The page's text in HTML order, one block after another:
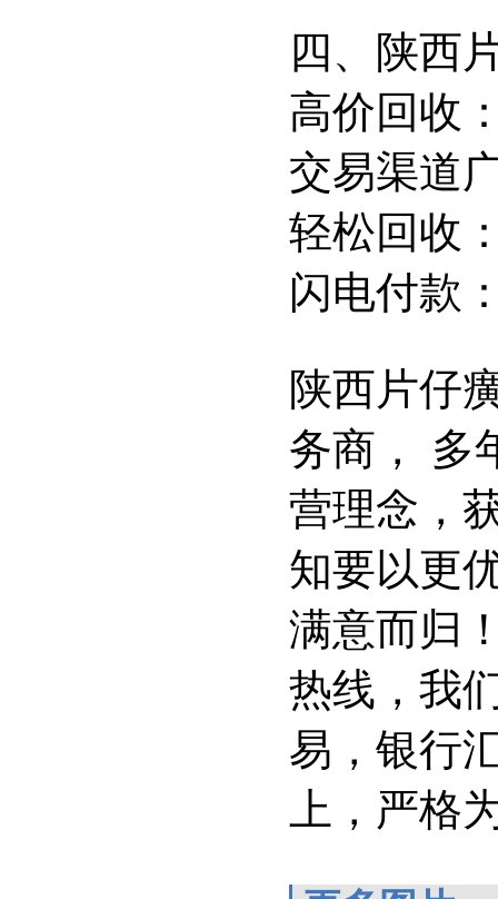
四、陕西
高价回收
交易渠道
轻松回收
闪电付款
陕西片仔
务商， 多
营理念，
知要以更
满意而归
热线，我
易，银行
上，严格